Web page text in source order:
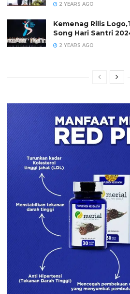
2 YEARS AGO
Kemenag Rilis
Song Hari Santri
2 YEARS AGO